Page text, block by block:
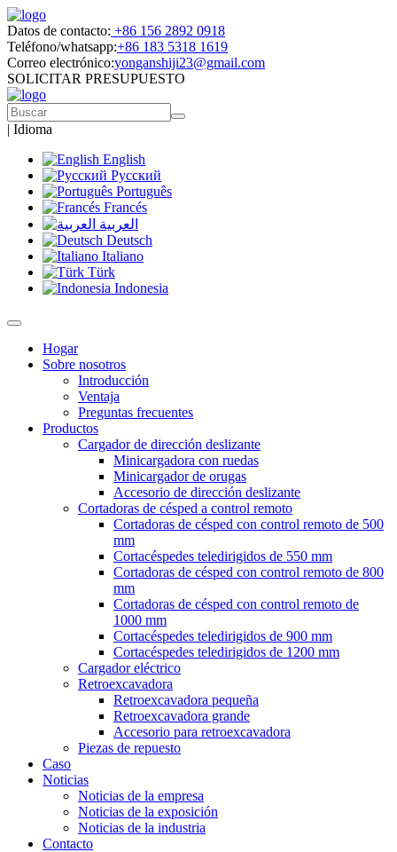
Datos de contacto: +86 156 2892 0918
Teléfono/whatsapp:+86 183 5318 1619
Correo electrónico:yonganshiji23@gmail.com
SOLICITAR PRESUPUESTO
| Idioma
English
Русский
Português
Francés
العربية
Deutsch
Italiano
Türk
Indonesia
Hogar
Sobre nosotros
Introducción
Ventaja
Preguntas frecuentes
Productos
Cargador de dirección deslizante
Minicargadora con ruedas
Minicargador de orugas
Accesorio de dirección deslizante
Cortadoras de césped a control remoto
Cortadoras de césped con control remoto de 500
mm
Cortacéspedes teledirigidos de 550 mm
Cortadoras de césped con control remoto de 800
mm
Cortadoras de césped con control remoto de
1000 mm
Cortacéspedes teledirigidos de 900 mm
Cortacéspedes teledirigidos de 1200 mm
Cargador eléctrico
Retroexcavadora
Retroexcavadora pequeña
Retroexcavadora grande
Accesorio para retroexcavadora
Piezas de repuesto
Caso
Noticias
Noticias de la empresa
Noticias de la exposición
Noticias de la industria
Contacto